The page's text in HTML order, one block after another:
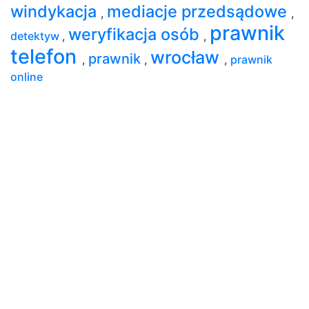
windykacja , mediacje przedsądowe ,
detektyw , weryfikacja osób , prawnik
telefon , prawnik , wrocław , prawnik
online